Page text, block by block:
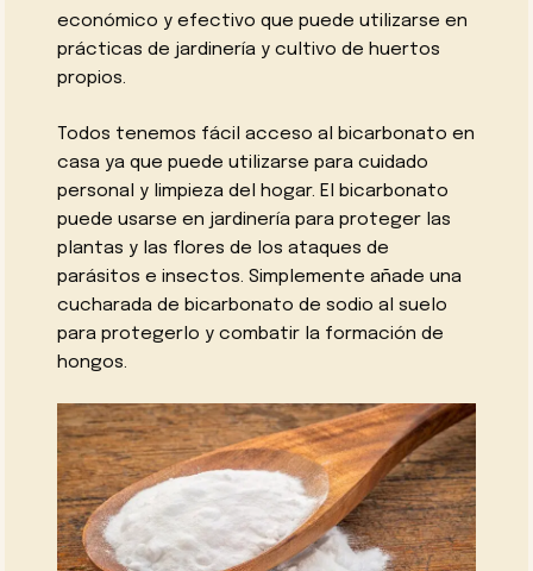
económico y efectivo que puede utilizarse en
prácticas de jardinería y cultivo de huertos
propios.
Todos tenemos fácil acceso al bicarbonato en
casa ya que puede utilizarse para cuidado
personal y limpieza del hogar. El bicarbonato
puede usarse en jardinería para proteger las
plantas y las flores de los ataques de
parásitos e insectos. Simplemente añade una
cucharada de bicarbonato de sodio al suelo
para protegerlo y combatir la formación de
hongos.